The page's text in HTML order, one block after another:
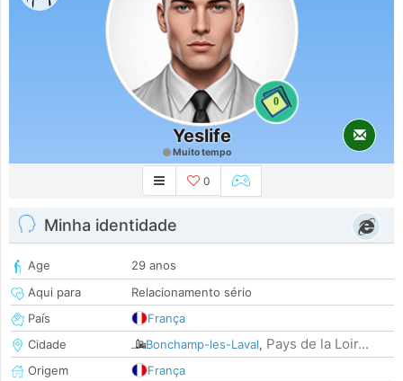
0
Yeslife
Muito tempo
0
Minha identidade
Age
29 anos
Aqui para
Relacionamento sério
País
França
Cidade
Bonchamp-les-Laval, Pays de la Loir...
Origem
França